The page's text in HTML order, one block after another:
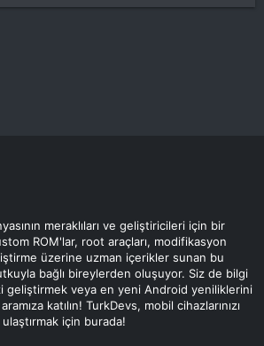
meraklıları ve geliştiricileri için bir
ROM'lar, root araçları, modifikasyon
üzerine uzman içerikler sunan bu
bağlı bireylerden oluşuyor. Siz de bilgi
geliştirmek veya en yeni Android yeniliklerini
katılın! TurkDevs, mobil cihazlarınızı
için burada!